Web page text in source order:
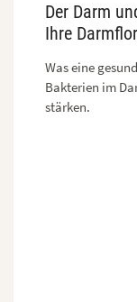
Der Darm
Ihre
Was eine
Bakterien im
stärken.